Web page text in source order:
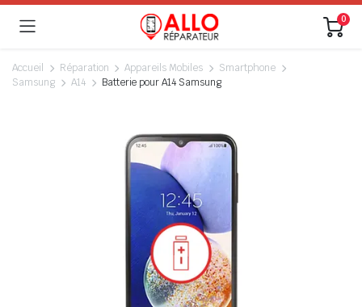
0
Accueil Réparation Appareils Mobiles
Smartphone
Samsung
A14 Batterie pour A14 Samsung